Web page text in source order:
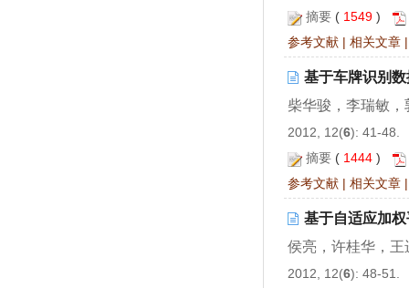
摘要 ( 1549)
参考文献 |相关文章
基于车牌识别
柴华骏，李瑞敏，
2012, 12(6): 41-48.
摘要 ( 1444)
参考文献 |相关文章
基于自适应加
侯亮，许桂华，
2012, 12(6): 48-51.